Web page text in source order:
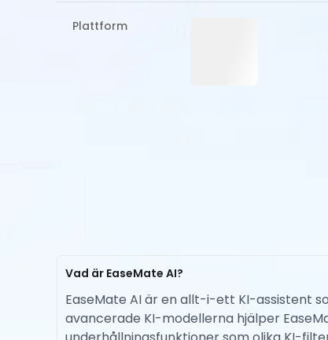
Plattform
Vad är EaseMate AI?
EaseMate AI är en allt-i-ett KI-assistent
avancerade KI-modellerna hjälper